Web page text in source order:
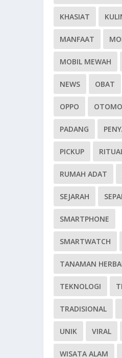
KHASIAT
MANFAAT
MOBIL MEWAH
NEWS OBAT
OPPO
PADANG
PICKUP
RUMAH ADAT
SEJARAH
SMARTPHONE
SMARTWATCH
TANAMAN
TEKNOLOGI
TRADISIONAL
UNIK VIRAL
WISATA ALAM